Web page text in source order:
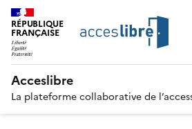
RÉPUBLIQUE
FRANÇAISE
Acceslibre
La plateforme collaborative de